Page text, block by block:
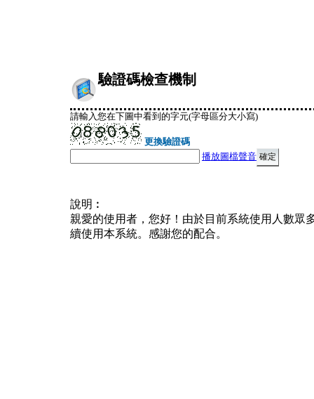
驗證碼檢查機制
請輸入您在下圖中看到的字元(字母區分大小寫)
更換驗證碼
播放圖檔聲音
說明︰
親愛的使用者，您好！由於目前系統使用人數眾
續使用本系統。感謝您的配合。